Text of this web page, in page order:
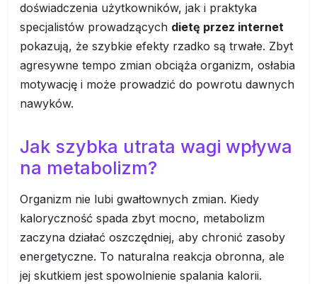
doświadczenia użytkowników, jak i praktyka
specjalistów prowadzących dietę przez internet
pokazują, że szybkie efekty rzadko są trwałe. Zbyt
agresywne tempo zmian obciąża organizm, osłabia
motywację i może prowadzić do powrotu dawnych
nawyków.
Jak szybka utrata wagi wpływa
na metabolizm?
Organizm nie lubi gwałtownych zmian. Kiedy
kaloryczność spada zbyt mocno, metabolizm
zaczyna działać oszczędniej, aby chronić zasoby
energetyczne. To naturalna reakcja obronna, ale
jej skutkiem jest spowolnienie spalania kalorii.